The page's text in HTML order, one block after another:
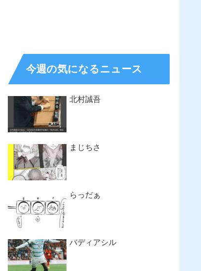
今週の気になるニュース
北村誠吾
まじちさ
らっだぁ
バディアシル